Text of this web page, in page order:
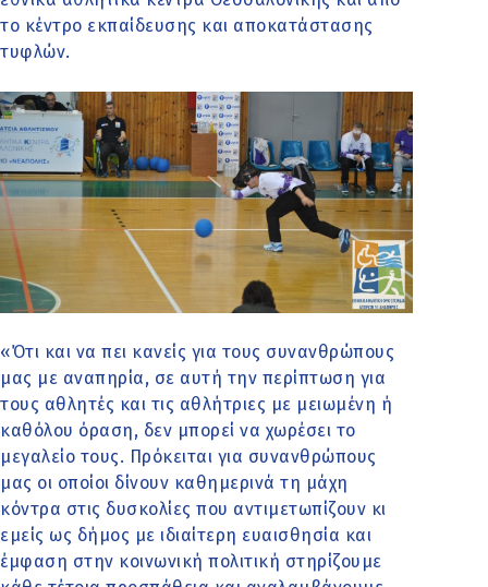
το κέντρο εκπαίδευσης και αποκατάστασης
τυφλών.
«Ότι και να πει κανείς για τους συνανθρώπους
μας με αναπηρία, σε αυτή την περίπτωση για
τους αθλητές και τις αθλήτριες με μειωμένη ή
καθόλου όραση, δεν μπορεί να χωρέσει το
μεγαλείο τους. Πρόκειται για συνανθρώπους
μας οι οποίοι δίνουν καθημερινά τη μάχη
κόντρα στις δυσκολίες που αντιμετωπίζουν κι
εμείς ως δήμος με ιδιαίτερη ευαισθησία και
έμφαση στην κοινωνική πολιτική στηρίζουμε